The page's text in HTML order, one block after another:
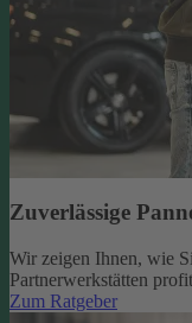
Zuverlässige
Wir zeigen Ihnen, wie
Partnerwerkstätten
Zum Ratgeber